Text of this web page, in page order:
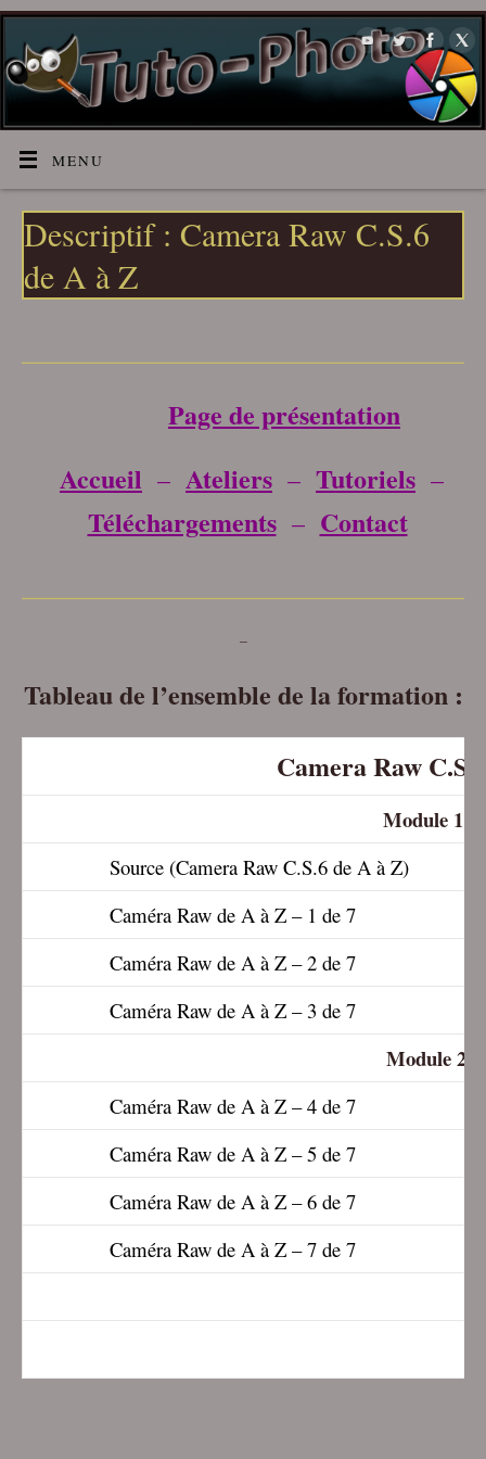
MENU
Descriptif : Camera Raw C.S.6
de A à Z
Page de présentation
Accueil – Ateliers – Tutoriels –
Téléchargements– Contact
–
Tableau de l’ensemble de la formation :
Camera Raw
Module 1 :
Source (Camera Raw C.S.6 de A à Z)
Caméra Raw de A à Z – 1 de 7
Caméra Raw de A à Z – 2 de 7
Caméra Raw de A à Z – 3 de 7
Module 2 :
Caméra Raw de A à Z – 4 de 7
Caméra Raw de A à Z – 5 de 7
Caméra Raw de A à Z – 6 de 7
Caméra Raw de A à Z – 7 de 7